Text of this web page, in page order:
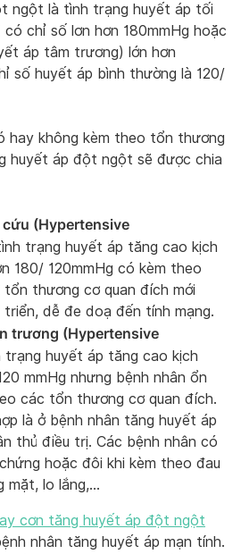
ngột là tình trạng huyết áp tối
chỉ số lơn hơn 180mmHg hoặc
áp tâm trương) lớn hơn
số huyết áp bình thường là 120/
hay không kèm theo tổn thương
huyết áp đột ngột sẽ được chia
(Hypertensive
trạng huyết áp tăng cao kịch
180/ 120mmHg có kèm theo
thương cơ quan đích mới
dễ đe doạ đến tính mạng.
trương (Hypertensive
trạng huyết áp tăng cao kịch
mmHg nhưng bệnh nhân ổn
các tổn thương cơ quan đích.
là ở bệnh nhân tăng huyết áp
thủ điều trị. Các bệnh nhân có
hoặc đôi khi kèm theo đau
mặt, lo lắng,…
cơn tăng huyết áp đột ngột
nhân tăng huyết áp mạn tính.